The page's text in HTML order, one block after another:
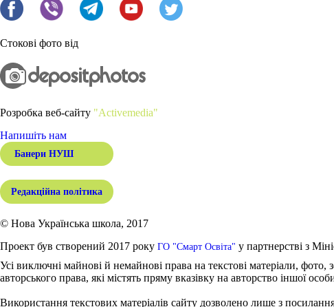
Стокові фото від
Розробка веб-сайту "Activemedia"
Напишіть нам
Банери НУШ
Редакційна політика
© Нова Українська школа, 2017
Проект був створений 2017 року ГО "Смарт Освіта" у партнерстві з
Усі виключні майнові й немайнові права на текстові матеріали,
авторського права, які містять пряму вказівку на авторство іншої
Використання текстових матеріалів сайту дозволено лише з